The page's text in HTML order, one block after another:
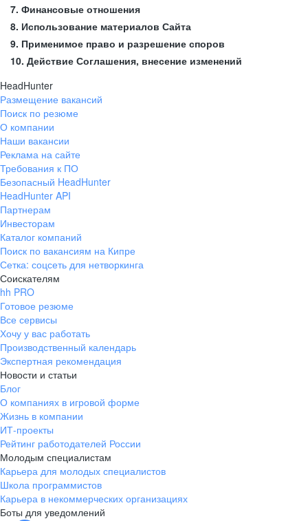
7. Финансовые отношения
8. Использование материалов Сайта
9. Применимое право и разрешение споров
10. Действие Соглашения, внесение изменений
HeadHunter
Размещение вакансий
Поиск по резюме
О компании
Наши вакансии
Реклама на сайте
Требования к ПО
Безопасный HeadHunter
HeadHunter API
Партнерам
Инвесторам
Каталог компаний
Поиск по вакансиям на Кипре
Сетка: соцсеть для нетворкинга
Соискателям
hh PRO
Готовое резюме
Все сервисы
Хочу у вас работать
Производственный календарь
Экспертная рекомендация
Новости и статьи
Блог
О компаниях в игровой форме
Жизнь в компании
ИТ-проекты
Рейтинг работодателей России
Молодым специалистам
Карьера для молодых специалистов
Школа программистов
Карьера в некоммерческих организациях
Боты для уведомлений